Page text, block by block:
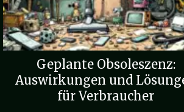
Geplante Obsoleszenz:
Auswirkungen und
für Verbraucher